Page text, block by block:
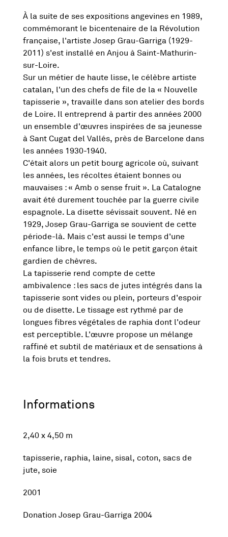
À la suite de ses expositions angevines en 1989,
commémorant le bicentenaire de la Révolution
française, l'artiste Josep Grau-Garriga (1929-
2011) s'est installé en Anjou à Saint-Mathurin-
sur-Loire.
Sur un métier de haute lisse, le célèbre artiste
catalan, l'un des chefs de file de la « Nouvelle
tapisserie », travaille dans son atelier des bords
de Loire. Il entreprend à partir des années 2000
un ensemble d'œuvres inspirées de sa jeunesse
à Sant Cugat del Vallés, près de Barcelone dans
les années 1930-1940.
C'était alors un petit bourg agricole où, suivant
les années, les récoltes étaient bonnes ou
mauvaises : « Amb o sense fruit ». La Catalogne
avait été durement touchée par la guerre civile
espagnole. La disette sévissait souvent. Né en
1929, Josep Grau-Garriga se souvient de cette
période-là. Mais c'est aussi le temps d'une
enfance libre, le temps où le petit garçon était
gardien de chèvres.
La tapisserie rend compte de cette
ambivalence : les sacs de jutes intégrés dans la
tapisserie sont vides ou plein, porteurs d'espoir
ou de disette. Le tissage est rythmé par de
longues fibres végétales de raphia dont l'odeur
est perceptible. L'œuvre propose un mélange
raffiné et subtil de matériaux et de sensations à
la fois bruts et tendres.
Informations
2,40 x 4,50 m
tapisserie, raphia, laine, sisal, coton, sacs de
jute, soie
2001
Donation Josep Grau-Garriga 2004